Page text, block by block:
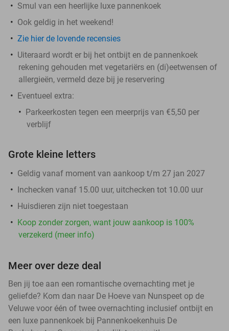
Smul van een heerlijke luxe pannenkoek
Ook geldig in het weekend!
Zie hier de lovende recensies
Uiteraard wordt er bij het ontbijt en de pannenkoek
rekening gehouden met vegetariërs en (di)eetwensen of
allergieën, vermeld deze bij je reservering
Eventueel extra:
Parkeerkosten tegen een meerprijs van €5,50 per
verblijf
Grote kleine letters
Geldig vanaf moment van aankoop t/m 27 jan 2027
Inchecken vanaf 15.00 uur, uitchecken tot 10.00 uur
Huisdieren zijn niet toegestaan
Koop zonder zorgen, want jouw aankoop is 100%
verzekerd (meer info)
Meer over deze deal
Ben jij toe aan een romantische overnachting met je
geliefde? Kom dan naar De Hoeve van Nunspeet op de
Veluwe voor één of twee overnachting inclusief ontbijt en
een luxe pannenkoek bij Pannenkoekenhuis De